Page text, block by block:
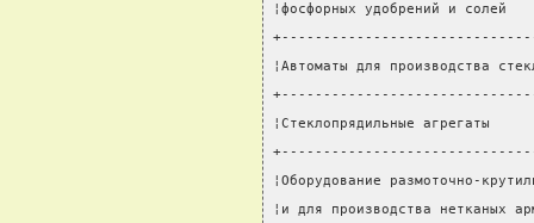
¦фосфорных удобрений и
¦Автоматы для производства
¦Стеклопрядильные
¦Оборудование
¦и для производства